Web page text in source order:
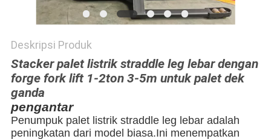
Deskripsi Produk
Stacker palet listrik straddle leg lebar dengan
forge fork lift 1-2ton 3-5m untuk palet dek
ganda
pengantar
Penumpuk palet listrik straddle leg lebar adalah
peningkatan dari model biasa.Ini menempatkan